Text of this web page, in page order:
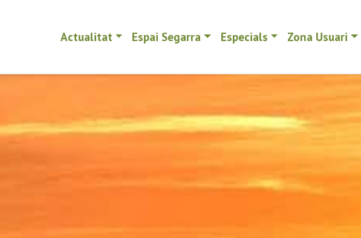
Actualitat Espai Segarra Especials Zona Usuari